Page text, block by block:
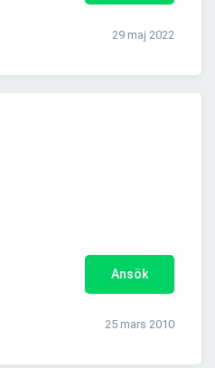
29 maj 2022
Ansök
25 mars 2010